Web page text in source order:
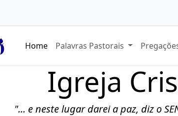
Home Palavras Pastorais
Igreja
"... e neste lugar darei a paz, diz o